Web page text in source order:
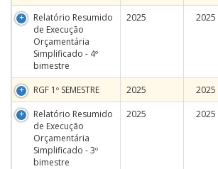
Relatório Resumido
de Execução
Orçamentária
Simplificado - 4º
bimestre
2025 2025
RGF 1º SEMESTRE 2025 2025
Relatório Resumido
de Execução
Orçamentária
Simplificado - 3º
bimestre
2025 2025